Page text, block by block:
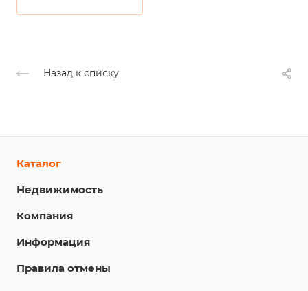
Назад к списку
Каталог
Недвижимость
Компания
Информация
Правила отмены